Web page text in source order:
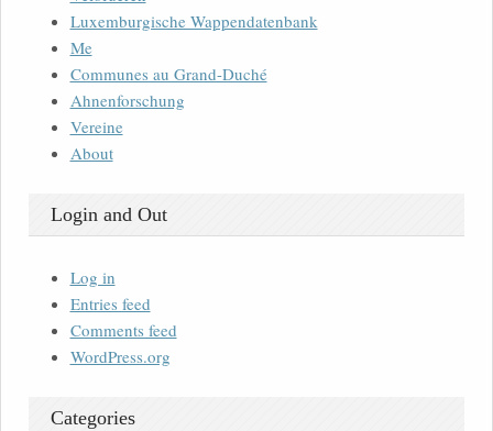
Luxemburgische Wappendatenbank
Me
Communes au Grand-Duché
Ahnenforschung
Vereine
About
Login and Out
Log in
Entries feed
Comments feed
WordPress.org
Categories